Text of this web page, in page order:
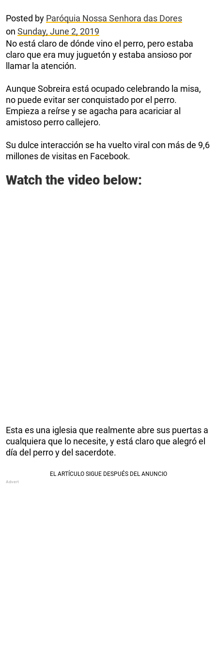
Posted by Paróquia Nossa Senhora das Dores
on Sunday, June 2, 2019
No está claro de dónde vino el perro, pero estaba
claro que era muy juguetón y estaba ansioso por
llamar la atención.
Aunque Sobreira está ocupado celebrando la misa,
no puede evitar ser conquistado por el perro.
Empieza a reírse y se agacha para acariciar al
amistoso perro callejero.
Su dulce interacción se ha vuelto viral con más de 9,6
millones de visitas en Facebook.
Watch the video below:
Esta es una iglesia que realmente abre sus puertas a
cualquiera que lo necesite, y está claro que alegró el
día del perro y del sacerdote.